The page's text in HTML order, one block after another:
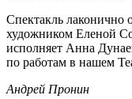
Спектакль лаконично
художником Еленой
исполняет Анна
по работам в нашем
Андрей Пронин